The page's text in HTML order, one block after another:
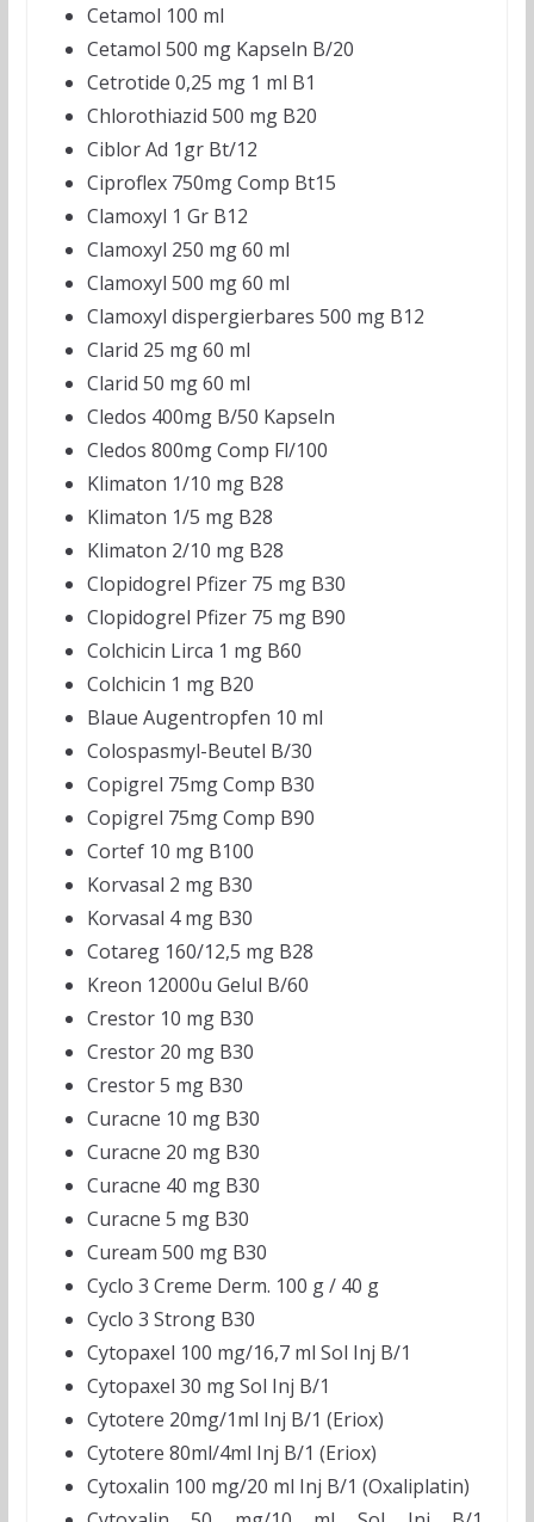
Cetamol 100 ml
Cetamol 500 mg Kapseln B/20
Cetrotide 0,25 mg 1 ml B1
Chlorothiazid 500 mg B20
Ciblor Ad 1gr Bt/12
Ciproflex 750mg Comp Bt15
Clamoxyl 1 Gr B12
Clamoxyl 250 mg 60 ml
Clamoxyl 500 mg 60 ml
Clamoxyl dispergierbares 500 mg B12
Clarid 25 mg 60 ml
Clarid 50 mg 60 ml
Cledos 400mg B/50 Kapseln
Cledos 800mg Comp Fl/100
Klimaton 1/10 mg B28
Klimaton 1/5 mg B28
Klimaton 2/10 mg B28
Clopidogrel Pfizer 75 mg B30
Clopidogrel Pfizer 75 mg B90
Colchicin Lirca 1 mg B60
Colchicin 1 mg B20
Blaue Augentropfen 10 ml
Colospasmyl-Beutel B/30
Copigrel 75mg Comp B30
Copigrel 75mg Comp B90
Cortef 10 mg B100
Korvasal 2 mg B30
Korvasal 4 mg B30
Cotareg 160/12,5 mg B28
Kreon 12000u Gelul B/60
Crestor 10 mg B30
Crestor 20 mg B30
Crestor 5 mg B30
Curacne 10 mg B30
Curacne 20 mg B30
Curacne 40 mg B30
Curacne 5 mg B30
Cuream 500 mg B30
Cyclo 3 Creme Derm. 100 g / 40 g
Cyclo 3 Strong B30
Cytopaxel 100 mg/16,7 ml Sol Inj B/1
Cytopaxel 30 mg Sol Inj B/1
Cytotere 20mg/1ml Inj B/1 (Eriox)
Cytotere 80ml/4ml Inj B/1 (Eriox)
Cytoxalin 100 mg/20 ml Inj B/1 (Oxaliplatin)